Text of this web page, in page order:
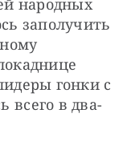
народных
заполучить
гонки с
всего в два-